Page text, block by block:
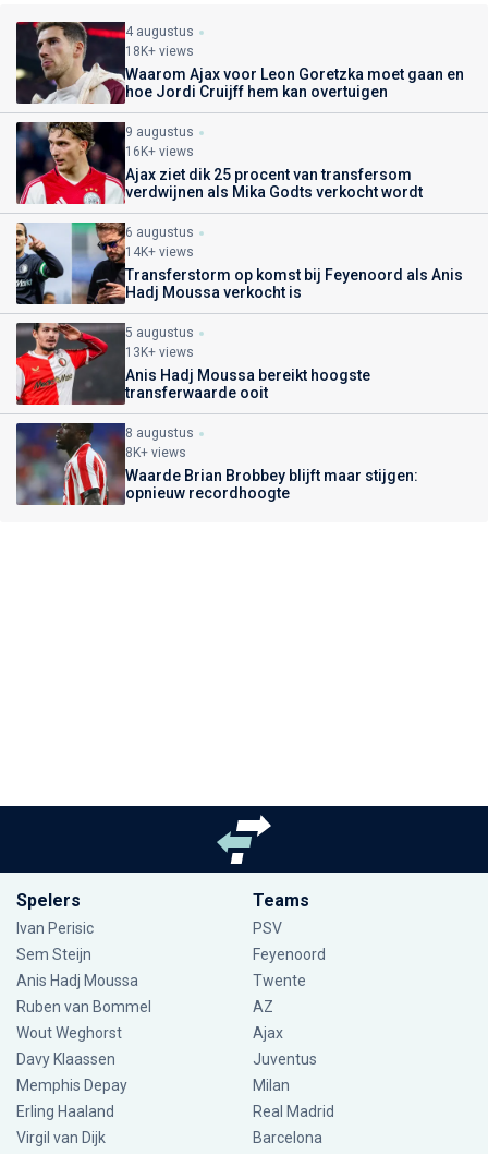
4 augustus
18K+ views
Waarom Ajax voor Leon Goretzka moet gaan en
hoe Jordi Cruijff hem kan overtuigen
9 augustus
16K+ views
Ajax ziet dik 25 procent van transfersom
verdwijnen als Mika Godts verkocht wordt
6 augustus
14K+ views
Transferstorm op komst bij Feyenoord als Anis
Hadj Moussa verkocht is
5 augustus
13K+ views
Anis Hadj Moussa bereikt hoogste
transferwaarde ooit
8 augustus
8K+ views
Waarde Brian Brobbey blijft maar stijgen:
opnieuw recordhoogte
Spelers
Ivan Perisic
Sem Steijn
Anis Hadj Moussa
Ruben van Bommel
Wout Weghorst
Davy Klaassen
Memphis Depay
Erling Haaland
Virgil van Dijk
Teams
PSV
Feyenoord
Twente
AZ
Ajax
Juventus
Milan
Real Madrid
Barcelona